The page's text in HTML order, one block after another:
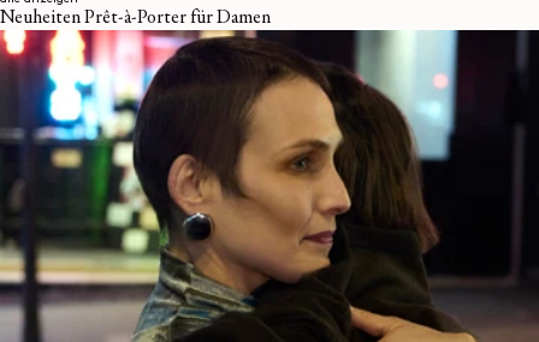
Neuheiten Prêt-à-Porter für Damen